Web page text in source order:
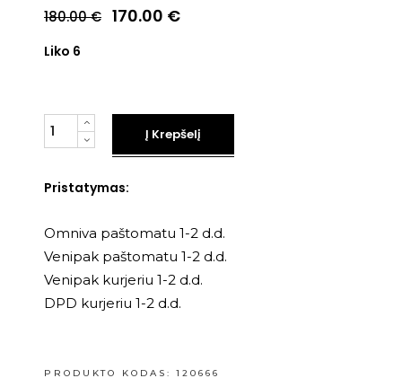
180.00€ Original
170.00 €Current
Liko 6
Kiekis
Į Krepšelį
Pristatymas:
Omniva paštomatu 1-2 d.d.
Venipak paštomatu 1-2 d.d.
Venipak kurjeriu 1-2 d.d.
DPD kurjeriu 1-2 d.d.
PRODUKTO KODAS:120666